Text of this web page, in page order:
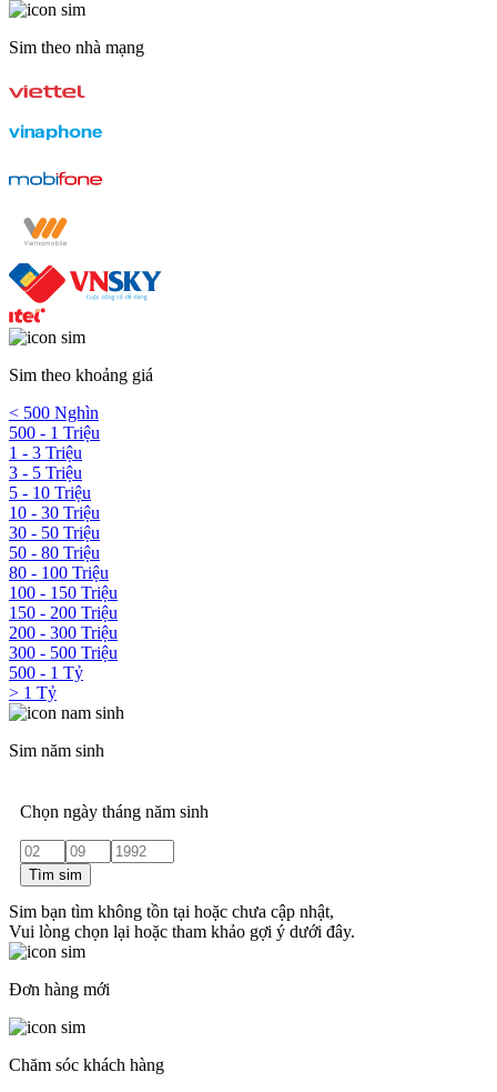
Sim theo nhà mạng
Sim theo khoảng giá
< 500 Nghìn
500 - 1 Triệu
1 - 3 Triệu
3 - 5 Triệu
5 - 10 Triệu
10 - 30 Triệu
30 - 50 Triệu
50 - 80 Triệu
80 - 100 Triệu
100 - 150 Triệu
150 - 200 Triệu
200 - 300 Triệu
300 - 500 Triệu
500 - 1 Tỷ
> 1 Tỷ
Sim năm sinh
Chọn ngày tháng năm sinh
Tìm sim
Sim bạn tìm không tồn tại hoặc chưa cập nhật,
Vui lòng chọn lại hoặc tham khảo gợi ý dưới đây.
Đơn hàng mới
Chăm sóc khách hàng